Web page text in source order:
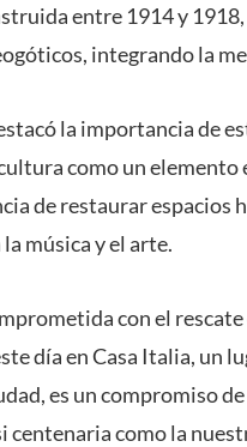
entre 1914 y
integrando la
la importancia de
como un elemento
de restaurar
música y el arte.
con el
día en Casa Italia, un
es un compromiso
como la